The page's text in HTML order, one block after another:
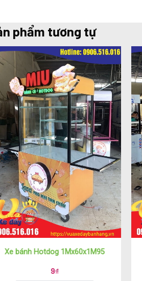
phẩm tương tự
Xe bánh Hotdog 1Mx60x1M95
9₫